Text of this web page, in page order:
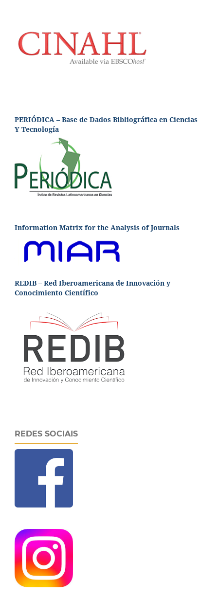
PERIÓDICA – Base de Dados Bibliográfica en Ciencias
Y Tecnología
Information Matrix for the Analysis of Journals
REDIB – Red Iberoamericana de Innovación y
Conocimiento Científico
REDES SOCIAIS